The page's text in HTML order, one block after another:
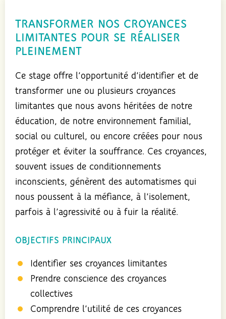
TRANSFORMER NOS CROYANCES
LIMITANTES POUR SE RÉALISER
PLEINEMENT
Ce stage offre l’opportunité d’identifier et de
transformer une ou plusieurs croyances
limitantes que nous avons héritées de notre
éducation, de notre environnement familial,
social ou culturel, ou encore créées pour nous
protéger et éviter la souffrance. Ces croyances,
souvent issues de conditionnements
inconscients, génèrent des automatismes qui
nous poussent à la méfiance, à l’isolement,
parfois à l’agressivité ou à fuir la réalité.
OBJECTIFS PRINCIPAUX
Identifier ses croyances limitantes
Prendre conscience des croyances
collectives
Comprendre l’utilité de ces croyances